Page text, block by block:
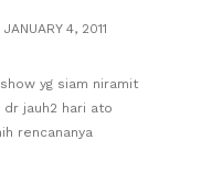
JANUARY 4, 2011
yg siam niramit
jauh2 hari ato
rencananya